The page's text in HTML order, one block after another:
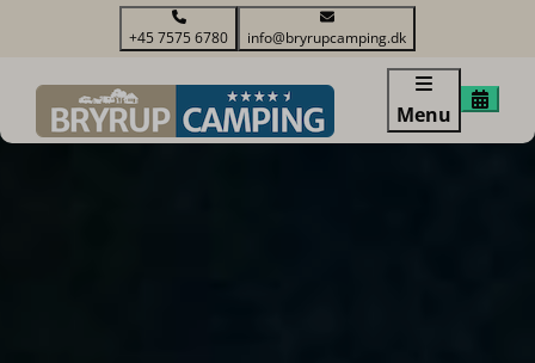
+45 7575 6780 info@bryrupcamping.dk
Menu